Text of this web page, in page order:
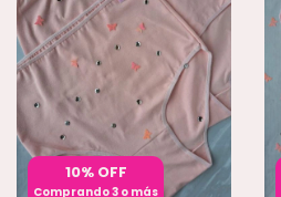
10% OFF
Comprando 3 o más